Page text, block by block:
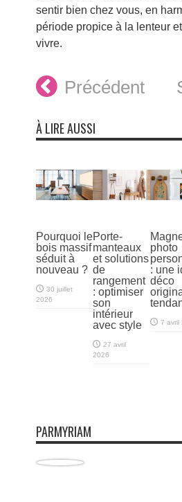
sentir bien chez vous, en
période propice à la lenteur
vivre.
Précédent
À LIRE AUSSI
Pourquoi le
bois massif
séduit à
nouveau ?
30 juillet
2026
Porte-
manteaux
et solutions
de
rangement
: optimiser
son
intérieur
avec style
27 avril
2026
photo
: une
déco
7 avril
PARMYRIAM